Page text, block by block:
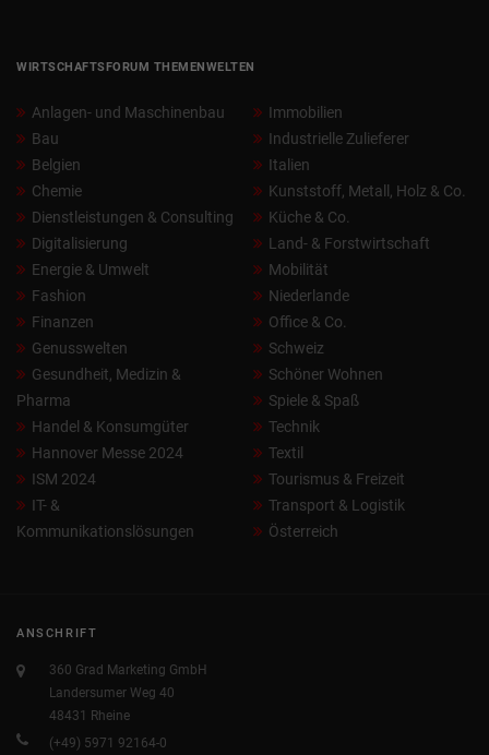
WIRTSCHAFTSFORUM THEMENWELTEN
Anlagen- und Maschinenbau
Bau
Belgien
Chemie
Dienstleistungen & Consulting
Digitalisierung
Energie & Umwelt
Fashion
Finanzen
Genusswelten
Gesundheit, Medizin &
Pharma
Handel & Konsumgüter
Hannover Messe 2024
ISM 2024
IT- &
Kommunikationslösungen
Immobilien
Industrielle Zulieferer
Italien
Kunststoff, Metall, Holz & Co.
Küche & Co.
Land- & Forstwirtschaft
Mobilität
Niederlande
Office & Co.
Schweiz
Schöner Wohnen
Spiele & Spaß
Technik
Textil
Tourismus & Freizeit
Transport & Logistik
Österreich
ANSCHRIFT
360 Grad Marketing GmbH
Landersumer Weg 40
48431 Rheine
(+49) 5971 92164-0